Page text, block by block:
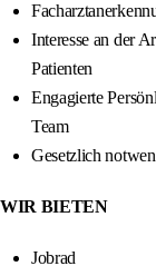
Interesse an der
Patienten
Engagierte
Team
Gesetzlich
WIR BIETEN
Jobrad